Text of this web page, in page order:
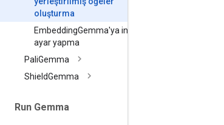
oluşturma
EmbeddingGemma'ya ince
ayar yapma
PaliGemma
ShieldGemma
Run Gemma